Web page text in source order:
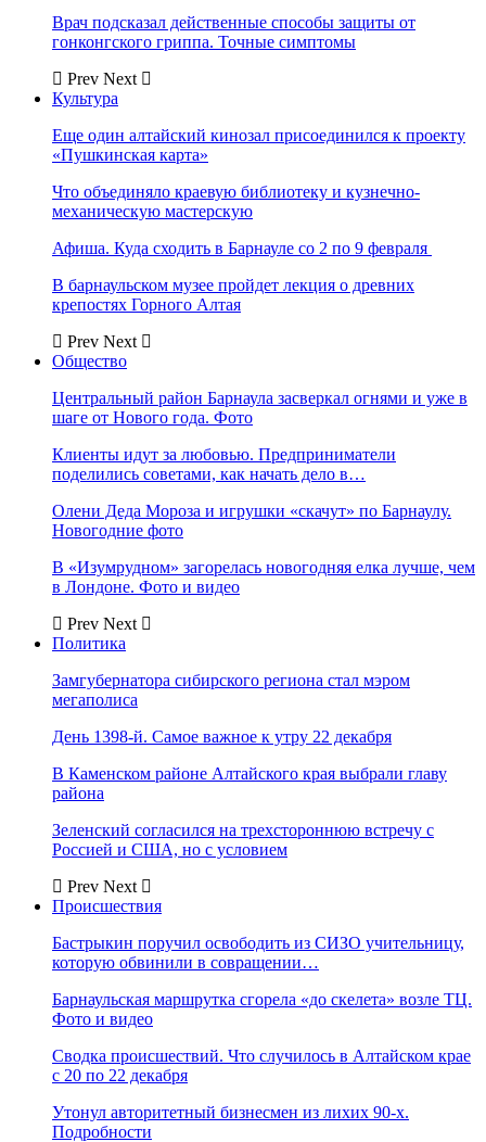
Врач подсказал действенные способы защиты от
гонконгского гриппа. Точные симптомы
Prev Next
Культура
Еще один алтайский кинозал присоединился к проекту
«Пушкинская карта»
Что объединяло краевую библиотеку и кузнечно-
механическую мастерскую
Афиша. Куда сходить в Барнауле со 2 по 9 февраля
В барнаульском музее пройдет лекция о древних
крепостях Горного Алтая
Prev Next
Общество
Центральный район Барнаула засверкал огнями и уже в
шаге от Нового года. Фото
Клиенты идут за любовью. Предприниматели
поделились советами, как начать дело в…
Олени Деда Мороза и игрушки «скачут» по Барнаулу.
Новогодние фото
В «Изумрудном» загорелась новогодняя елка лучше, чем
в Лондоне. Фото и видео
Prev Next
Политика
Замгубернатора сибирского региона стал мэром
мегаполиса
День 1398-й. Самое важное к утру 22 декабря
В Каменском районе Алтайского края выбрали главу
района
Зеленский согласился на трехстороннюю встречу с
Россией и США, но с условием
Prev Next
Происшествия
Бастрыкин поручил освободить из СИЗО учительницу,
которую обвинили в совращении…
Барнаульская маршрутка сгорела «до скелета» возле ТЦ.
Фото и видео
Сводка происшествий. Что случилось в Алтайском крае
с 20 по 22 декабря
Утонул авторитетный бизнесмен из лихих 90-х.
Подробности